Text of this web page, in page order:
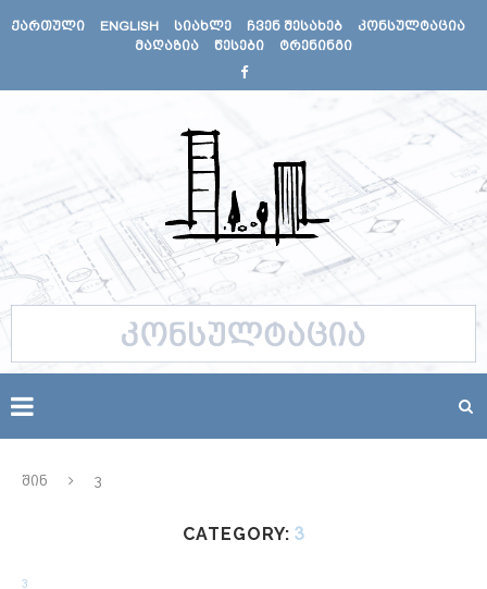
ᲥᲐᲠᲗᲣᲚᲘ ENGLISH ᲡᲘᲐᲮᲚᲔ ᲩᲕᲔᲜ ᲨᲔᲡᲐᲮᲔᲑ
ᲙᲝᲜᲡᲣᲚᲢᲐᲪᲘᲐ
ᲛᲐᲦᲐᲖᲘᲐ
ᲬᲔᲡᲔᲑᲘ ᲢᲠᲔᲜᲘᲜᲒᲘ
შინ 3
CATEGORY: 3
3